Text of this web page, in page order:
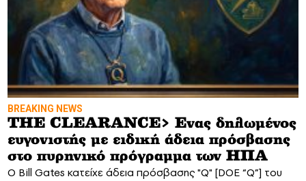
BREAKING NEWS
THE CLEARANCE> Eνας δηλωμένος
ευγονιστής με ειδική άδεια πρόσβασης
στο πυρηνικό πρόγραμμα των ΗΠΑ
O Bill Gates κατείχε άδεια πρόσβασης "Q" [DOE “Q”] του